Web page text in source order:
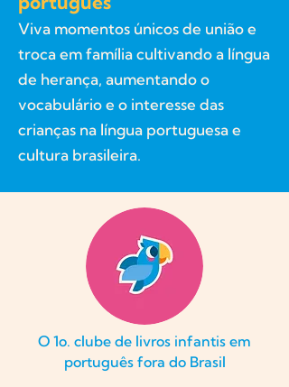
Viva momentos únicos de união e
troca em família cultivando a língua
de herança, aumentando o
vocabulário e o interesse das
crianças na língua portuguesa e
cultura brasileira.
O 1o. clube de livros infantis em
português fora do Brasil